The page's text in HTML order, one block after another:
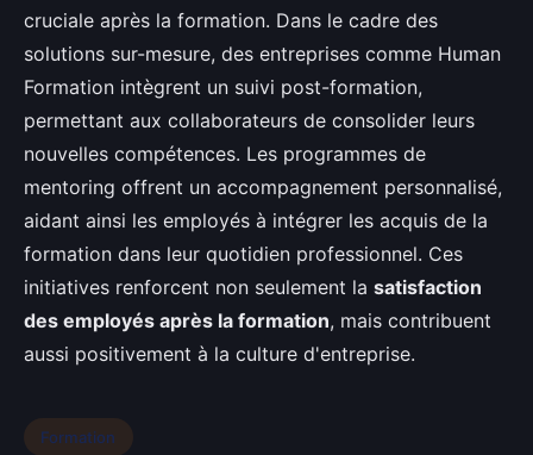
cruciale après la formation. Dans le cadre des
solutions sur-mesure, des entreprises comme Human
Formation intègrent un suivi post-formation,
permettant aux collaborateurs de consolider leurs
nouvelles compétences. Les programmes de
mentoring offrent un accompagnement personnalisé,
aidant ainsi les employés à intégrer les acquis de la
formation dans leur quotidien professionnel. Ces
initiatives renforcent non seulement la satisfaction
des employés après la formation, mais contribuent
aussi positivement à la culture d'entreprise.
Formation